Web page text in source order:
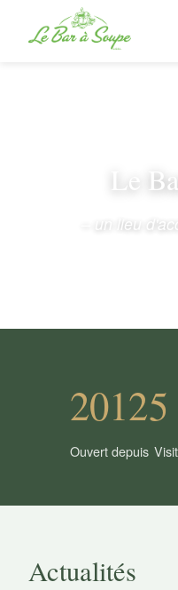
Le
– un lieu
2012
Ouvert depuis
Actualités